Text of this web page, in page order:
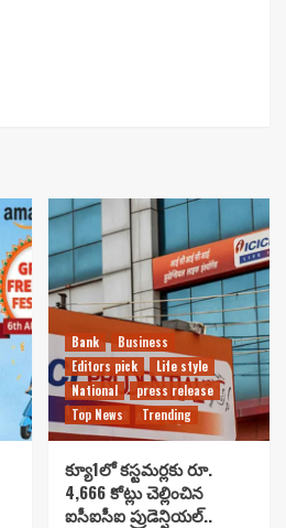
Bank
Business
Editors pick
Life style
National
press release
Top News
Trending
క్యూ1లో కస్టమర్లకు రూ.
4,666 కోట్లు చెల్లించిన
ఐసీఐసీఐ ప్రుడెన్షియల్..